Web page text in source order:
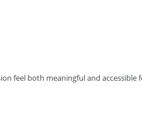
both meaningful and accessible for